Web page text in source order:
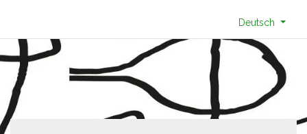
Deutsch